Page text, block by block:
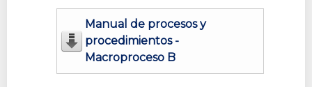
Manual de procesos y
procedimientos -
Macroproceso B